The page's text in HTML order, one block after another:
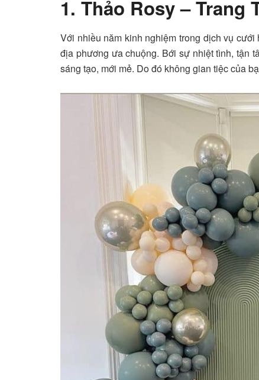
1. Thảo Rosy – Trang
Với nhiều năm kinh nghiệm trong dịch vụ cưới
địa phương ưa chuộng. Bới sự nhiệt tình, tận
sáng tạo, mới mẻ. Do đó không gian tiệc của